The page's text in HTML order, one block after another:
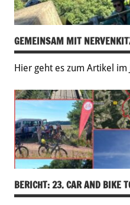
GEMEINSAM MIT
Hier geht es zum Artikel im
BERICHT: 23. CAR AND BIKE